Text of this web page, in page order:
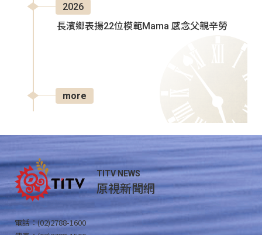
2026
長濱鄉表揚22位模範Mama 感念父親辛勞
more
TITV NEWS
原視新聞網
電話：(02)2788-1600